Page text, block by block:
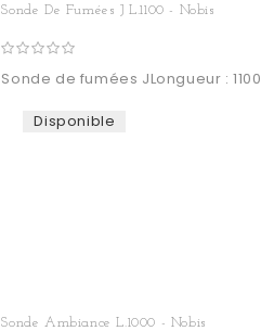
Sonde De Fumées J L.1100 - Nobis
Sonde de fumées JLongueur : 1100
Disponible
Sonde Ambiance L.1000 - Nobis